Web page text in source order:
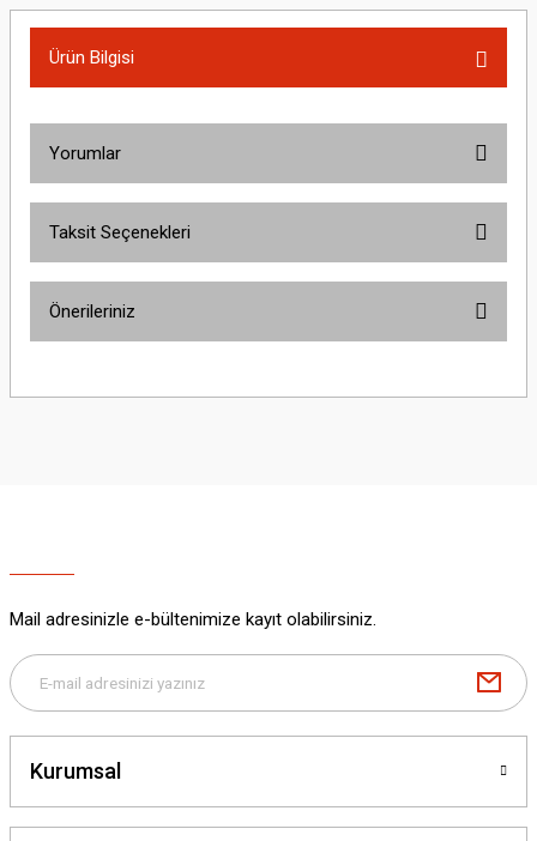
Ürün Bilgisi
Yorumlar
Taksit Seçenekleri
Önerileriniz
yetersiz gördüğünüz noktaları öneri formunu kullanarak tarafımıza
Bu ürüne benzer farklı alternatifler olmalı.
Mail adresinizle e-bültenimize kayıt olabilirsiniz.
Kurumsal